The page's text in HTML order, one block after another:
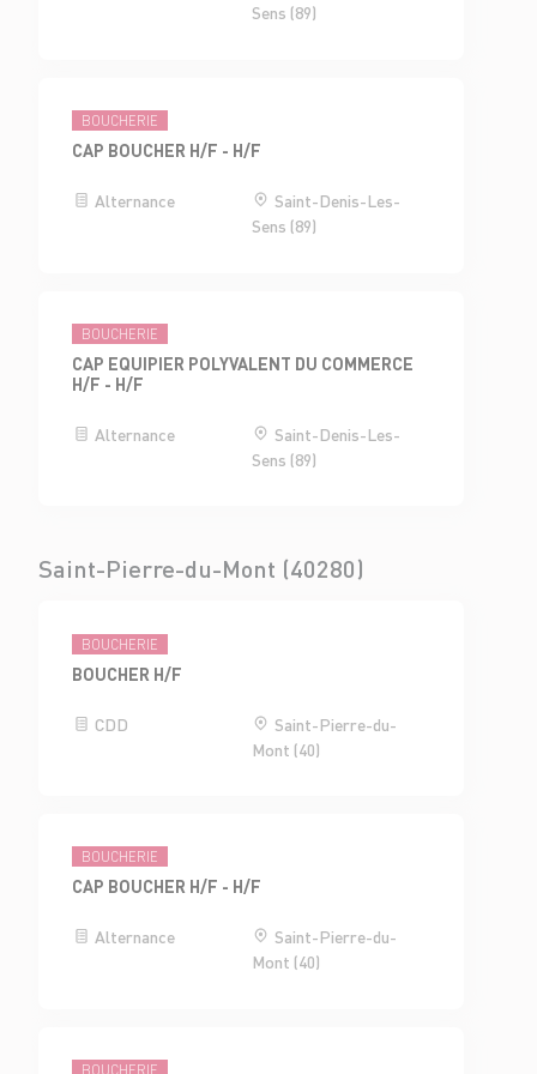
Sens (89)
BOUCHERIE
CAP BOUCHER H/F - H/F
Alternance
Saint-Denis-Les-
Sens (89)
BOUCHERIE
CAP EQUIPIER POLYVALENT DU COMMERCE
H/F - H/F
Alternance
Saint-Denis-Les-
Sens (89)
Saint-Pierre-du-Mont (40280)
BOUCHERIE
BOUCHER H/F
CDD
Saint-Pierre-du-
Mont (40)
BOUCHERIE
CAP BOUCHER H/F - H/F
Alternance
Saint-Pierre-du-
Mont (40)